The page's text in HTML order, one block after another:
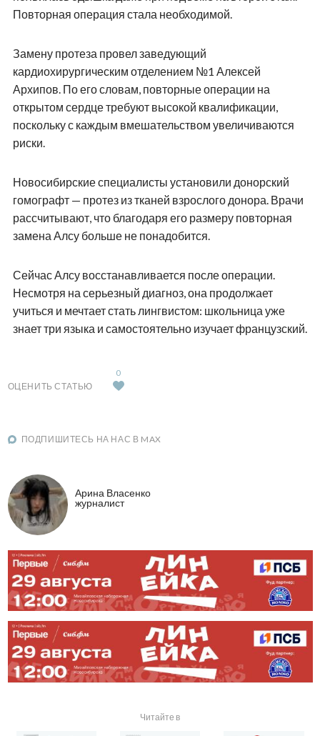
Повторная операция стала необходимой.
Замену протеза провел заведующий
кардиохирургическим отделением №1 Алексей
Архипов. По его словам, повторные операции на
открытом сердце требуют высокой квалификации,
поскольку с каждым вмешательством увеличиваются
риски.
Новосибирские специалисты установили донорский
гомографт — протез из тканей взрослого донора. Врачи
рассчитывают, что благодаря его размеру повторная
замена Алсу больше не понадобится.
Сейчас Алсу восстанавливается после операции.
Несмотря на серьезный диагноз, она продолжает
учиться и мечтает стать лингвистом: школьница уже
знает три языка и самостоятельно изучает французский.
ОЦЕНИТЬ СТАТЬЮ
0
ПОДПИШИТЕСЬ НА НАС В MAX
Арина Власенко
журналист
Читайте в